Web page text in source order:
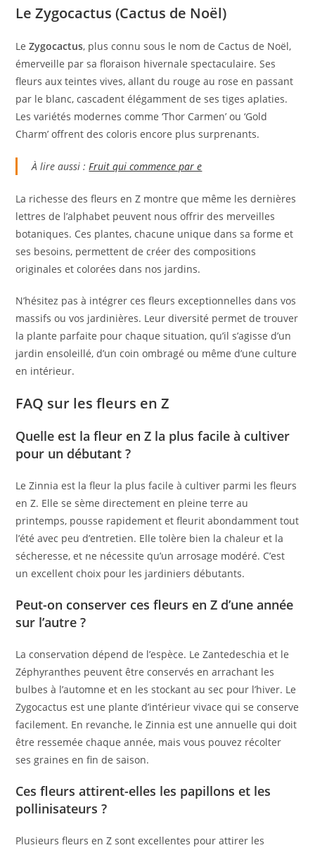
Le Zygocactus (Cactus de Noël)
LeZygocactus, plus connu sous le nom de Cactus de Noël,
émerveille par sa floraison hivernale spectaculaire. Ses
fleurs aux teintes vives, allant du rouge au rose en passant
par le blanc, cascadent élégamment de ses tiges aplaties.
Les variétés modernes comme ‘Thor Carmen’ ou ‘Gold
Charm’ offrent des coloris encore plus surprenants.
À lire aussi :Fruit qui commence par e
La richesse des fleurs en Z montre que même les dernières
lettres de l’alphabet peuvent nous offrir des merveilles
botaniques. Ces plantes, chacune unique dans sa forme et
ses besoins, permettent de créer des compositions
originales et colorées dans nos jardins.
N’hésitez pas à intégrer ces fleurs exceptionnelles dans vos
massifs ou vos jardinières. Leur diversité permet de trouver
la plante parfaite pour chaque situation, qu’il s’agisse d’un
jardin ensoleillé, d’un coin ombragé ou même d’une culture
en intérieur.
FAQ sur les fleurs en Z
Quelle est la fleur en Z la plus facile à cultiver
pour un débutant ?
Le Zinnia est la fleur la plus facile à cultiver parmi les fleurs
en Z. Elle se sème directement en pleine terre au
printemps, pousse rapidement et fleurit abondamment tout
l’été avec peu d’entretien. Elle tolère bien la chaleur et la
sécheresse, et ne nécessite qu’un arrosage modéré. C’est
un excellent choix pour les jardiniers débutants.
Peut-on conserver ces fleurs en Z d’une année
sur l’autre ?
La conservation dépend de l’espèce. Le Zantedeschia et le
Zéphyranthes peuvent être conservés en arrachant les
bulbes à l’automne et en les stockant au sec pour l’hiver. Le
Zygocactus est une plante d’intérieur vivace qui se conserve
facilement. En revanche, le Zinnia est une annuelle qui doit
être ressemée chaque année, mais vous pouvez récolter
ses graines en fin de saison.
Ces fleurs attirent-elles les papillons et les
pollinisateurs ?
Plusieurs fleurs en Z sont excellentes pour attirer les